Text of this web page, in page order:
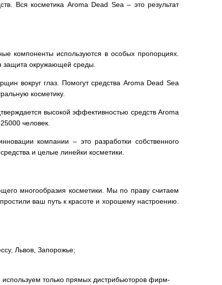
Вся косметика Aroma Dead Sea – это результат
компоненты используются в особых пропорциях.
защита окружающей среды.
вокруг глаз. Помогут средства Aroma Dead Sea
косметику.
высокой эффективностью средств Aroma
человек.
компании – это разработки собственного
и целые линейки косметики.
многообразия косметики. Мы по праву считаем
ваш путь к красоте и хорошему настроению.
Львов, Запорожье;
используем только прямых дистрибьюторов фирм-